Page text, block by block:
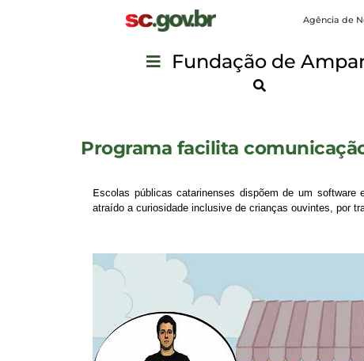
Agência de
Fundação de
Programa facilita
Escolas públicas catarinenses dispõem de um software
atraído a curiosidade inclusive de crianças ouvintes, por